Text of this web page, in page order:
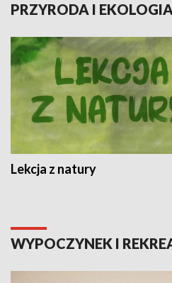
PRZYRODA I
Lekcja z natury
WYPOCZYNEK I